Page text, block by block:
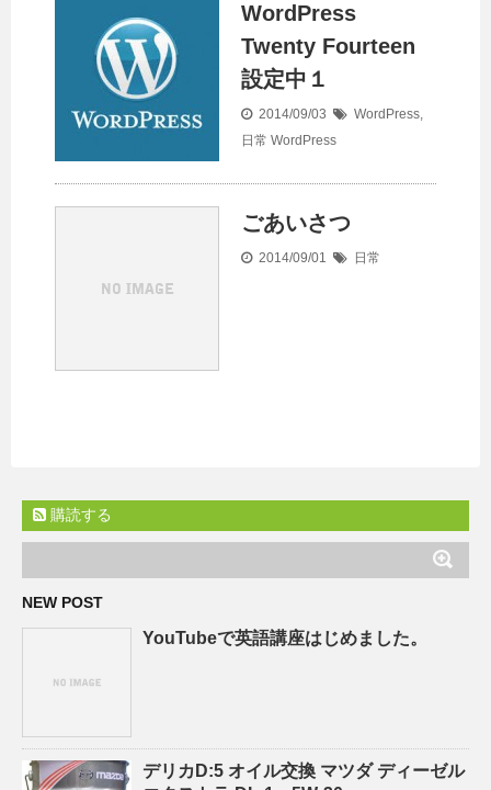
WordPress
Twenty Fourteen
設定中１
2014/09/03 WordPress,
日常 WordPress
ごあいさつ
2014/09/01 日常
購読する
NEW POST
YouTubeで英語講座はじめました。
デリカD:5 オイル交換 マツダ ディーゼル